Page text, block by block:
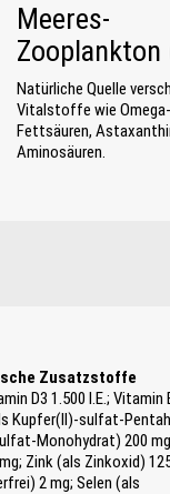
Meeres-
Zooplankton
Natürliche Quelle
Vitalstoffe wie
Fettsäuren,
Aminosäuren.
Zusatzstoffe
D3 1.500 I.E.; Vitamin
Kupfer(II)-sulfat-
Monohydrat) 200
Zink (als Zinkoxid)
2 mg; Selen (als